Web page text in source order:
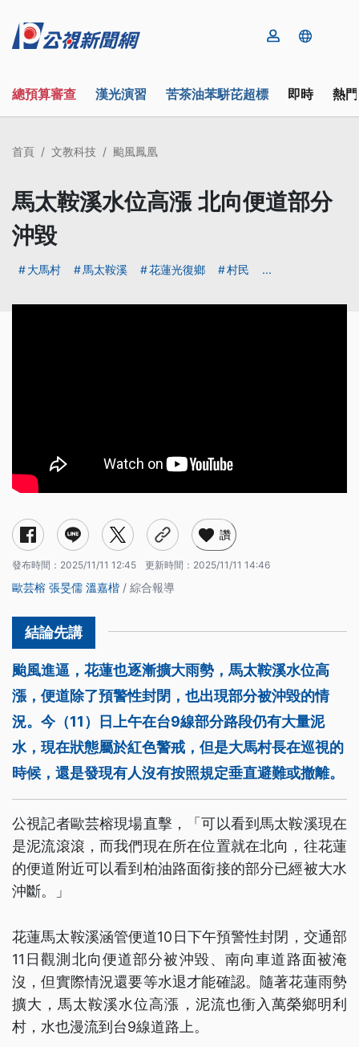
總預算審查 漢光演習 苦茶油苯駢芘超標 即時 熱
首頁 文教科技 颱風鳳凰
馬太鞍溪水位高漲 北向便道部分
沖毀
大馬村 馬太鞍溪 花蓮光復鄉 村民 ...
讚
發布時間： 2025/11/11 12:45 更新時間： 2025/11/11 14:46
歐芸榕 張旻儒 溫嘉楷 / 綜合報導
颱風進逼，花蓮也逐漸擴大雨勢，馬太鞍溪水位高
漲，便道除了預警性封閉，也出現部分被沖毀的情
況。今（11）日上午在台9線部分路段仍有大量泥
水，現在狀態屬於紅色警戒，但是大馬村長在巡視的
時候，還是發現有人沒有按照規定垂直避難或撤離。
公視記者歐芸榕現場直擊，「可以看到馬太鞍溪現在
是泥流滾滾，而我們現在所在位置就在北向，往花蓮
的便道附近可以看到柏油路面銜接的部分已經被大水
沖斷。」
花蓮馬太鞍溪涵管便道10日下午預警性封閉，交通部
11日觀測北向便道部分被沖毀、南向車道路面被淹
沒，但實際情況還要等水退才能確認。隨著花蓮雨勢
擴大，馬太鞍溪水位高漲，泥流也衝入萬榮鄉明利
村，水也漫流到台9線道路上。